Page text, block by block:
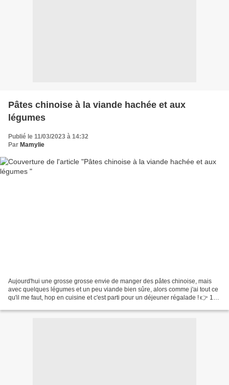
Pâtes chinoise à la viande hachée et aux
légumes
Publié le 11/03/2023 à 14:32
Par Mamylie
Aujourd'hui une grosse grosse envie de manger des pâtes chinoise, mais
avec quelques légumes et un peu viande bien sûre, alors comme j'ai tout ce
qu'il me faut, hop en cuisine et c'est parti pour un déjeuner régalade ! 👉 172